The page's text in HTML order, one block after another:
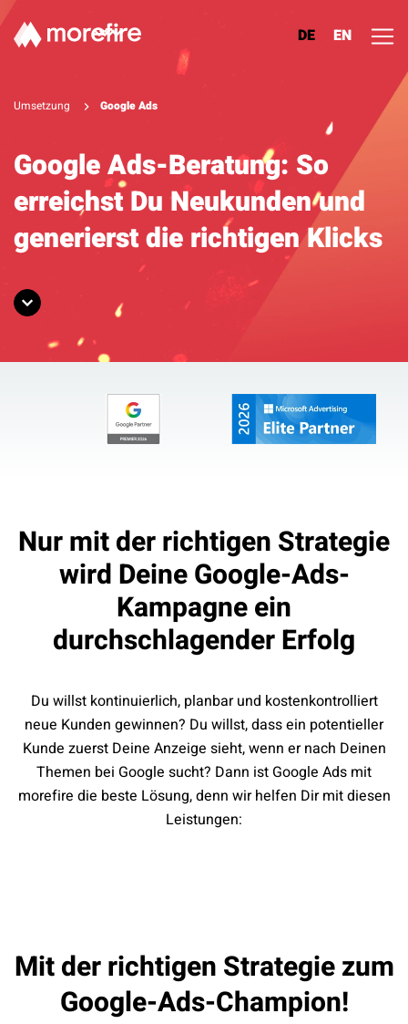
DE EN
Lösungen
Referenzen
Über uns
Know How
Newsletter
Kontakt
Umsetzung Google Ads
Google Ads-Beratung: So
erreichst Du Neukunden und
generierst die richtigen Klicks
Nur mit der richtigen Strategie
wird Deine Google-Ads-
Kampagne ein
durchschlagender Erfolg
Du willst kontinuierlich, planbar und kostenkontrolliert
neue Kunden gewinnen? Du willst, dass ein potentieller
Kunde zuerst Deine Anzeige sieht, wenn er nach Deinen
Themen bei Google sucht? Dann ist Google Ads mit
morefire die beste Lösung, denn wir helfen Dir mit diesen
Leistungen:
Mit der richtigen Strategie zum
Google-Ads-Champion!